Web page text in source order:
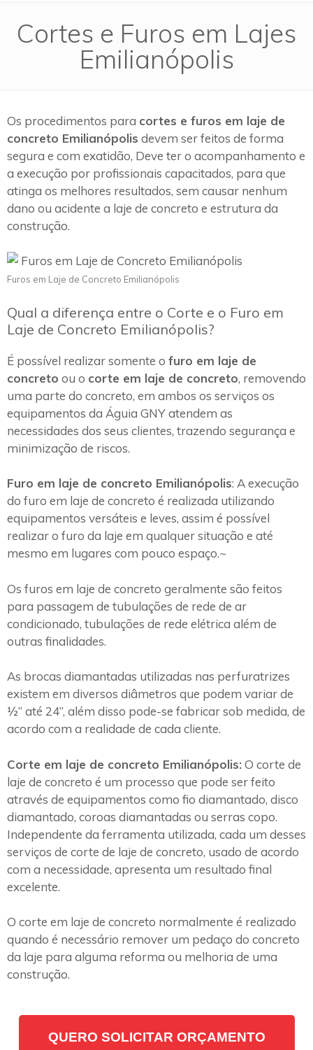
Cortes e Furos em Lajes
Emilianópolis
Os procedimentos para cortes e furos em laje de
concreto Emilianópolis devem ser feitos de forma
segura e com exatidão, Deve ter o acompanhamento e
a execução por profissionais capacitados, para que
atinga os melhores resultados, sem causar nenhum
dano ou acidente a laje de concreto e estrutura da
construção.
Furos em Laje de Concreto Emilianópolis
Qual a diferença entre o Corte e o Furo em
Laje de Concreto Emilianópolis?
É possível realizar somente o furo em laje de
concreto ou o corte em laje de concreto, removendo
uma parte do concreto, em ambos os serviços os
equipamentos da Águia GNY atendem as
necessidades dos seus clientes, trazendo segurança e
minimização de riscos.
Furo em laje de concreto Emilianópolis: A execução
do furo em laje de concreto é realizada utilizando
equipamentos versáteis e leves, assim é possível
realizar o furo da laje em qualquer situação e até
mesmo em lugares com pouco espaço.~
Os furos em laje de concreto geralmente são feitos
para passagem de tubulações de rede de ar
condicionado, tubulações de rede elétrica além de
outras finalidades.
As brocas diamantadas utilizadas nas perfuratrizes
existem em diversos diâmetros que podem variar de
½” até 24”, além disso pode-se fabricar sob medida, de
acordo com a realidade de cada cliente.
Corte em laje de concreto Emilianópolis: O corte de
laje de concreto é um processo que pode ser feito
através de equipamentos como fio diamantado, disco
diamantado, coroas diamantadas ou serras copo.
Independente da ferramenta utilizada, cada um desses
serviços de corte de laje de concreto, usado de acordo
com a necessidade, apresenta um resultado final
excelente.
O corte em laje de concreto normalmente é realizado
quando é necessário remover um pedaço do concreto
da laje para alguma reforma ou melhoria de uma
construção.
QUERO SOLICITAR ORÇAMENTO